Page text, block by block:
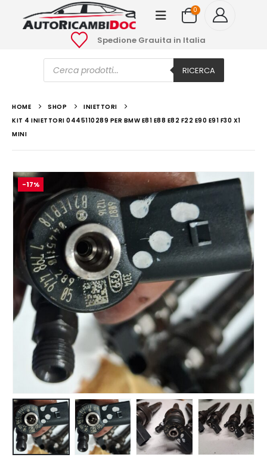
0
Spedione Grauita in Italia
Ricerca
prodotti RICERCA
HOME SHOP
INIETTORI
KIT 4 INIETTORI 0445110289 PER BMW E81 E88 E82 F22 E90 E91 F30 X1
MINI
-17%